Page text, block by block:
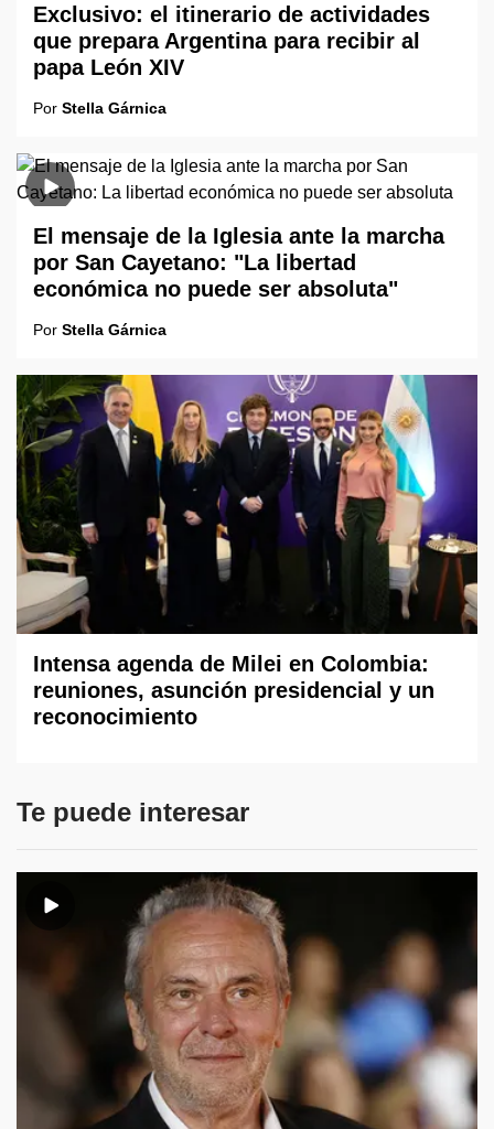
Exclusivo: el itinerario de actividades
que prepara Argentina para recibir al
papa León XIV
Por Stella Gárnica
El mensaje de la Iglesia ante la marcha
por San Cayetano: "La libertad
económica no puede ser absoluta"
Por Stella Gárnica
Intensa agenda de Milei en Colombia:
reuniones, asunción presidencial y un
reconocimiento
Te puede interesar